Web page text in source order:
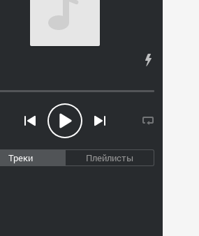
Треки Плейлисты